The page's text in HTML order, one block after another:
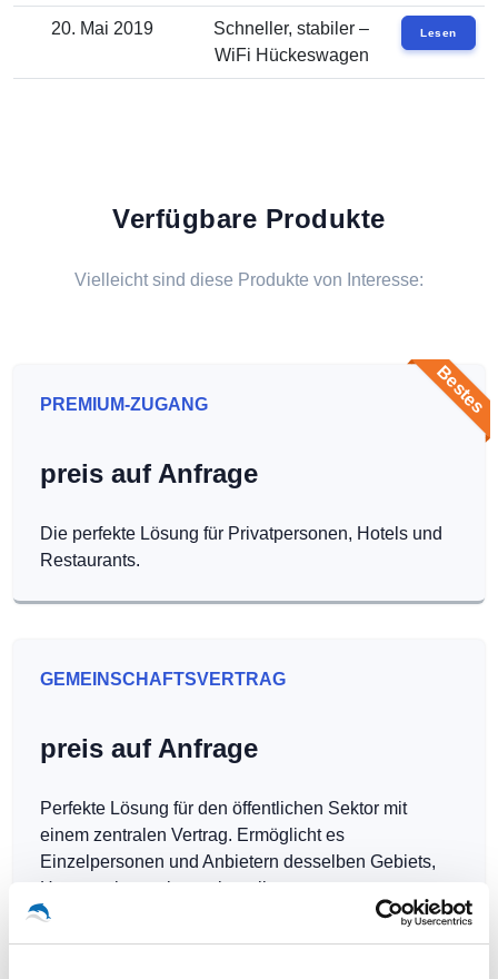
20. Mai 2019
Schneller, stabiler –
WiFi Hückeswagen
Lesen
Verfügbare Produkte
Vielleicht sind diese Produkte von Interesse:
Bestes
PREMIUM-ZUGANG
preis auf Anfrage
Die perfekte Lösung für Privatpersonen, Hotels und
Restaurants.
GEMEINSCHAFTSVERTRAG
preis auf Anfrage
Perfekte Lösung für den öffentlichen Sektor mit
einem zentralen Vertrag. Ermöglicht es
Einzelpersonen und Anbietern desselben Gebiets,
Hotspots kostenlos zu betreiben.